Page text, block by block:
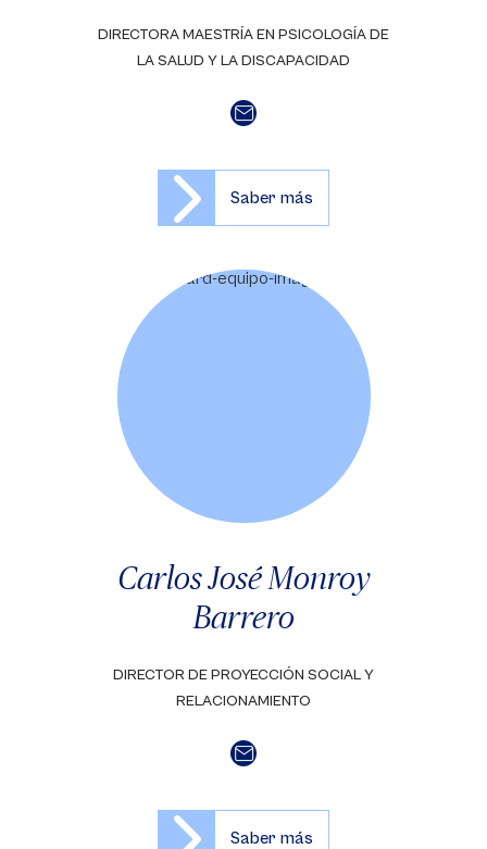
DIRECTORA MAESTRÍA EN PSICOLOGÍA DE
LA SALUD Y LA DISCAPACIDAD
Saber más
Carlos José Monroy
Barrero
DIRECTOR DE PROYECCIÓN SOCIAL Y
RELACIONAMIENTO
Saber más